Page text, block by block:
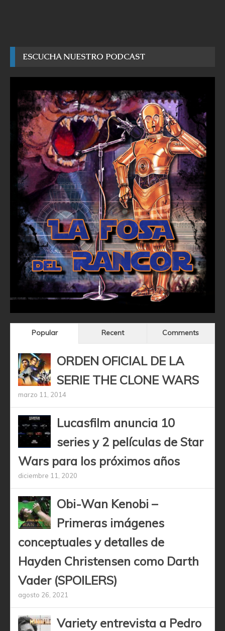
ESCUCHA NUESTRO PODCAST
Popular Recent Comments
ORDEN OFICIAL DE LA
SERIE THE CLONE WARS
marzo 11, 2014
Lucasfilm anuncia 10
series y 2 películas de Star
Wars para los próximos años
diciembre 11, 2020
Obi-Wan Kenobi –
Primeras imágenes
conceptuales y detalles de
Hayden Christensen como Darth
Vader (SPOILERS)
agosto 26, 2021
Variety entrevista a Pedro